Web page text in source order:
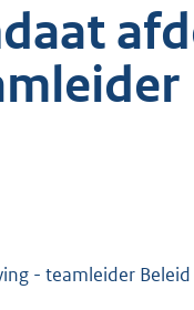
- teamleider Beleid